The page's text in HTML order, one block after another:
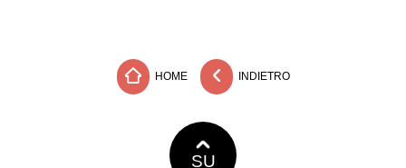
HOME INDIETRO
SU